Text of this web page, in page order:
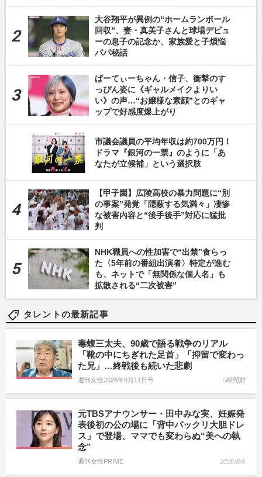
大谷翔平が異例の“ホームランボール
回収”、妻・真美子さんと球場デビュ
ーの息子の記念か、家族愛と子煩悩
パパ秘話
ぱーてぃーちゃん・信子、衝撃のす
っぴん姿に《ギャルメイクよりい
い》の声…“お嬢様な素顔”とのギャ
ップで好感度爆上がり
市議会議員の平均年収は約700万円！
ドラマ『銀河の一票』のように「あ
なたが立候補」という選択肢
【甲子園】広陵高校の暴力問題に“別
の事案”発覚「隠蔽する気満々」凄惨
な被害内容と“後手後手”対応に猛批
判
NHK職員への性加害で“出禁”食らっ
た〈5年前の番組出演者〉特定が進む
も、ネットで「無関係な個人名」も
拡散される“二次被害”
タレントの最新記事
毒蝮三太夫、90歳で語る戦争のリアル
「靴の中にちぎれた足首」「抑留で変わっ
た兄」…終戦後も続いた悲劇
週刊女性2026年8月11日号 0時間前
元TBSアナウンサー・田中みな実、妊娠発
表後初の公の場に「背中パックリ大胆ドレ
ス」で登場、ママでも変わらぬ“美への執
念”
週刊女性PRIME 2026/8/6